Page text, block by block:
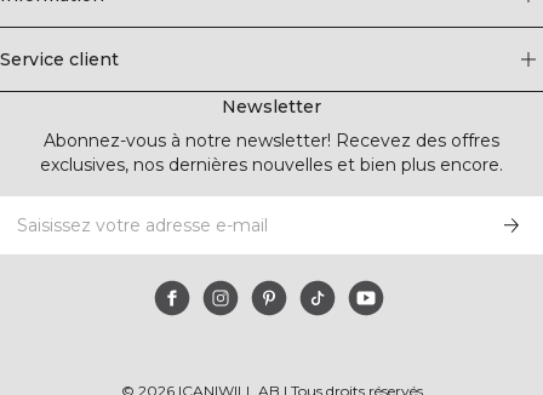
Service client
Newsletter
Abonnez-vous à notre newsletter! Recevez des offres
exclusives, nos dernières nouvelles et bien plus encore.
© 2026ICANIWILL AB | Tous droits réservés